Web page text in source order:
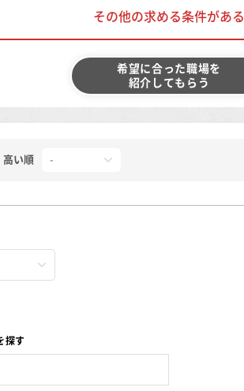
その他の求める条件がある
希望に合った職場を
紹介してもらう
高い順
探す